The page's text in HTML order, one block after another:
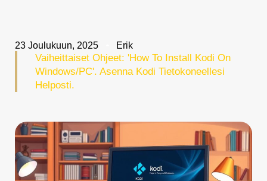
23 Joulukuun, 2025 Erik
Vaiheittaiset Ohjeet: 'How To Install Kodi On
Windows/PC'. Asenna Kodi Tietokoneellesi
Helposti.